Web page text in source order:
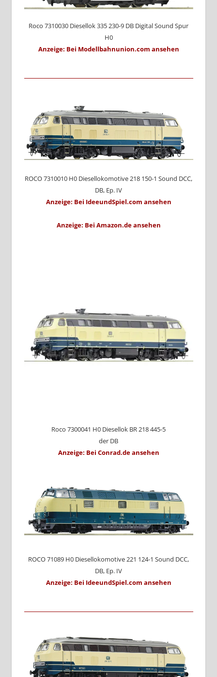
Roco 7310030 Diesellok 335 230-9 DB Digital Sound Spur
H0
Anzeige: Bei Modellbahnunion.com ansehen
ROCO 7310010 H0 Diesellokomotive 218 150-1 Sound DCC,
DB, Ep. IV
Anzeige: Bei IdeeundSpiel.com ansehen
Anzeige: Bei Amazon.de ansehen
Roco 7300041 H0 Diesellok BR 218 445-5
der DB
Anzeige: Bei Conrad.de ansehen
ROCO 71089 H0 Diesellokomotive 221 124-1 Sound DCC,
DB, Ep. IV
Anzeige: Bei IdeeundSpiel.com ansehen